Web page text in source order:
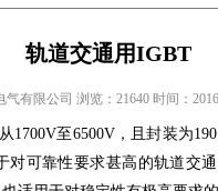
轨道交通用IGBT
有限公司 浏览：21640 时间：
1700V至6500V，且封装为
对可靠性要求甚高的轨道交